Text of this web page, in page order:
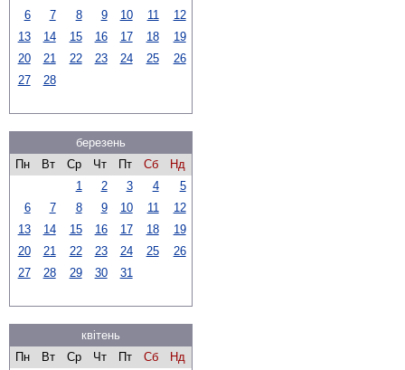
6
7 8 9 10 11
12
13
14 15 16 17 18
19
20
21 22 23 24 25
26
27
28
березень
Пн
Вт Ср Чт Пт Сб
Нд
1
2 3 4
5
6
7 8 9 10 11
12
13
14 15 16 17 18
19
20
21 22 23 24 25
26
27
28 29 30 31
квітень
Пн
Вт Ср Чт Пт Сб
Нд